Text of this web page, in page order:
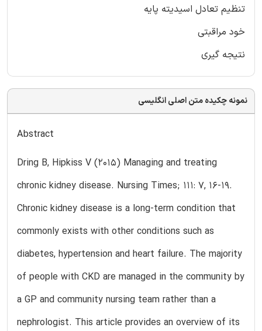
تنظیم تعادل اسیدیته پایه
خود مراقبتی
نتیجه گیری
نمونه چکیده متن اصلی انگلیسی
Abstract
Dring B, Hipkiss V (2015) Managing and treating
chronic kidney disease. Nursing Times; 111: 7, 16-19.
Chronic kidney disease is a long-term condition that
commonly exists with other conditions such as
diabetes, hypertension and heart failure. The majority
of people with CKD are managed in the community by
a GP and community nursing team rather than a
nephrologist. This article provides an overview of its